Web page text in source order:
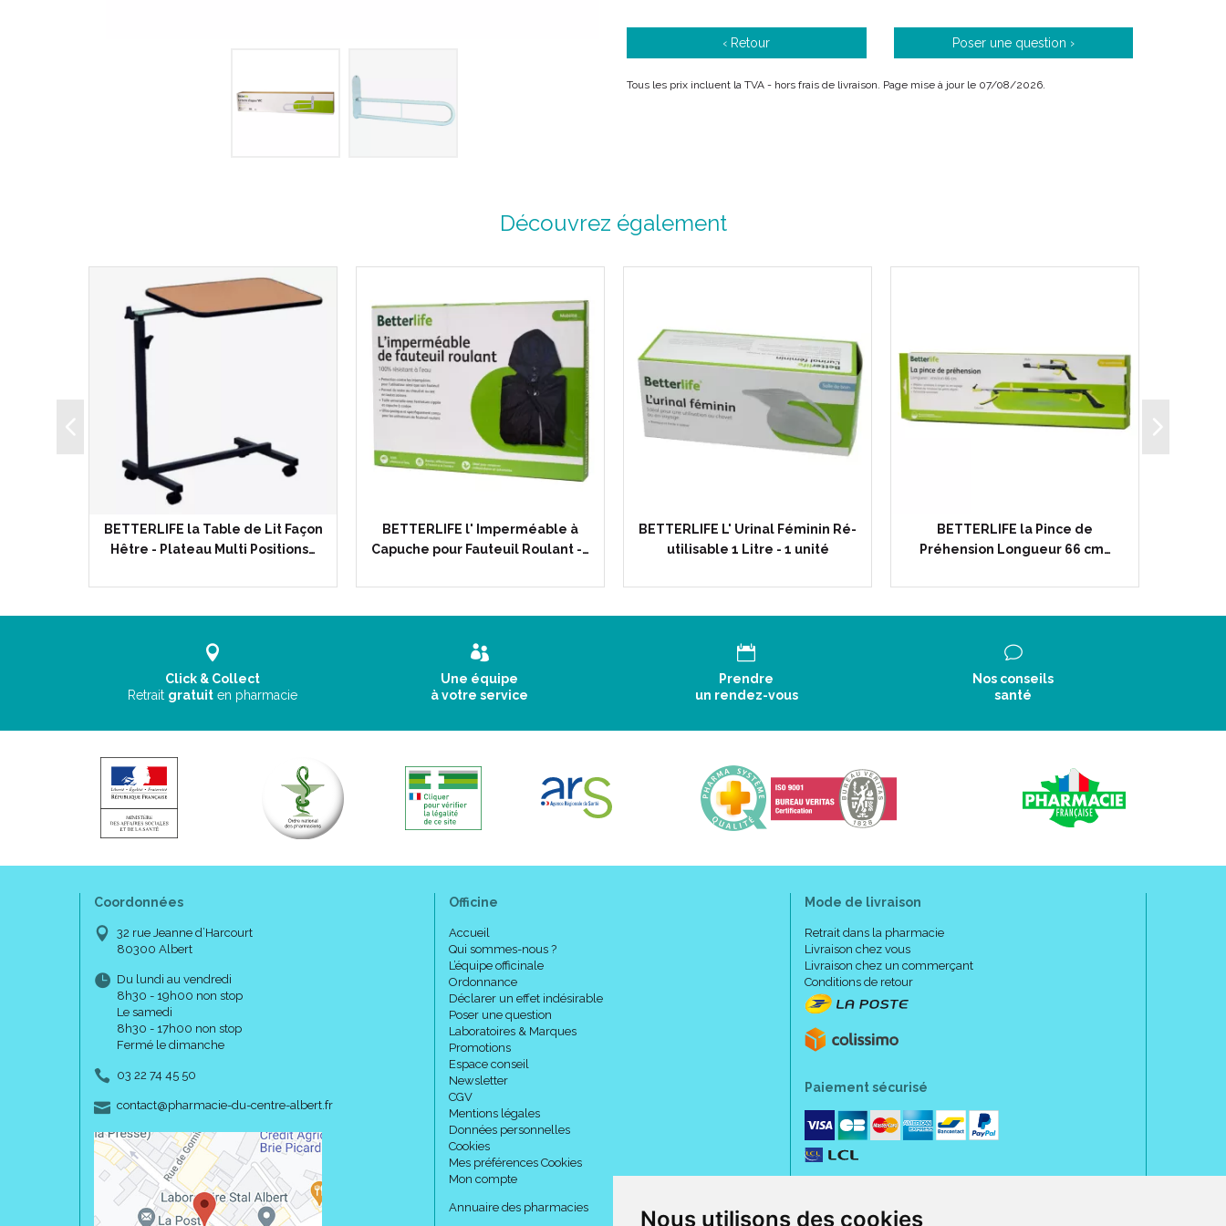
Nous utilisons des cookies
‹ Retour Poser une question ›
Tous les prix incluent la TVA - hors frais de livraison. Page mise à jour le 07/08/2026.
Découvrez également
BETTERLIFE la Table de Lit Façon
Hêtre - Plateau Multi Positions…
BETTERLIFE l' Imperméable à
Capuche pour Fauteuil Roulant -…
BETTERLIFE L' Urinal Féminin Ré-
utilisable 1 Litre - 1 unité
BETTERLIFE la Pince de
Préhension Longueur 66 cm…
Click & Collect
Retrait gratuit en pharmacie
Une équipe
à votre service
Prendre
un rendez-vous
Nos conseils
santé
Coordonnées
32 rue Jeanne d’Harcourt
80300 Albert
Du lundi au vendredi
8h30 - 19h00 non stop
Le samedi
8h30 - 17h00 non stop
Fermé le dimanche
03 22 74 45 50
contact-
@-
pharmacie-du-centre-albert.fr
Officine
Accueil
Qui sommes-nous ?
L’équipe officinale
Ordonnance
Déclarer un effet indésirable
Poser une question
Laboratoires & Marques
Promotions
Espace conseil
Newsletter
CGV
Mentions légales
Données personnelles
Cookies
Mes préférences Cookies
Mon compte
Annuaire des pharmacies
Mode de livraison
Retrait dans la pharmacie
Livraison chez vous
Livraison chez un commerçant
Conditions de retour
Paiement sécurisé